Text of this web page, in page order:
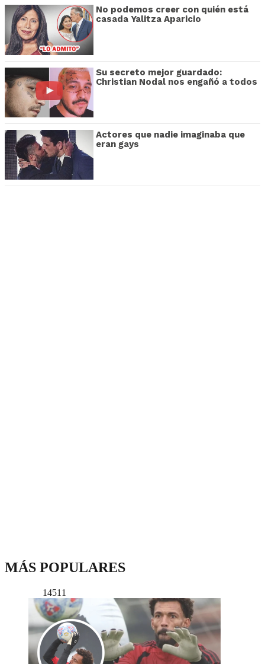
No podemos creer con quién está
casada Yalitza Aparicio
Su secreto mejor guardado:
Christian Nodal nos engañó a todos
Actores que nadie imaginaba que
eran gays
MÁS POPULARES
14511